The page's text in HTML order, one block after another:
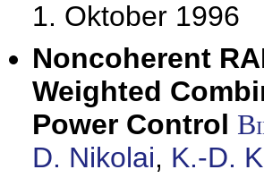
1. Oktober 1996
Noncoherent
Weighted
Power Control
D. Nikolai, K.-D.